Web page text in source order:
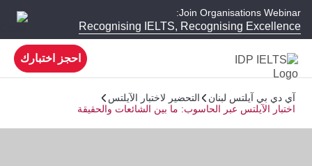
Join Organisations Webinar:
Recognising IELTS, Recognising Excellence
احجز اختبارك
آي دي بي آيلتس لبنان
التحضير لاختبار الآيلتس
اختبار الآيلتس عبر الحاسوب: ما بين الشائعات والحقيقة